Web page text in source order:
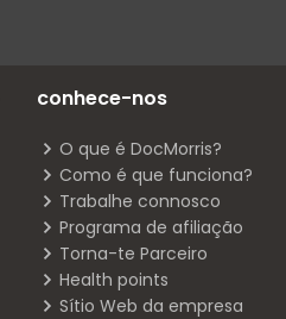
conhece-nos
O que é DocMorris?
Como é que funciona?
Trabalhe connosco
Programa de afiliação
Torna-te Parceiro
Health points
Sítio Web da empresa